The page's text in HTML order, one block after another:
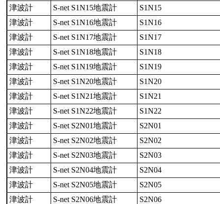
津波計
S-net S1N15地震計
S1N15
津波計
S-net S1N16地震計
S1N16
津波計
S-net S1N17地震計
S1N17
津波計
S-net S1N18地震計
S1N18
津波計
S-net S1N19地震計
S1N19
津波計
S-net S1N20地震計
S1N20
津波計
S-net S1N21地震計
S1N21
津波計
S-net S1N22地震計
S1N22
津波計
S-net S2N01地震計
S2N01
津波計
S-net S2N02地震計
S2N02
津波計
S-net S2N03地震計
S2N03
津波計
S-net S2N04地震計
S2N04
津波計
S-net S2N05地震計
S2N05
津波計
S-net S2N06地震計
S2N06